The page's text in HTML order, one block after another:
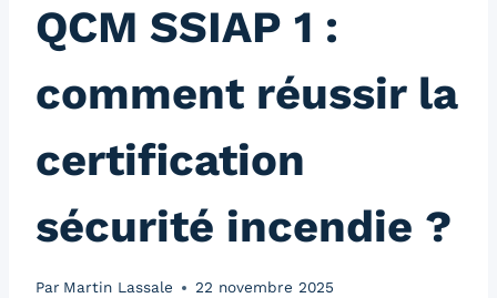
QCM SSIAP 1 :
comment réussir la
certification
sécurité incendie ?
Par Martin Lassale 22 novembre 2025